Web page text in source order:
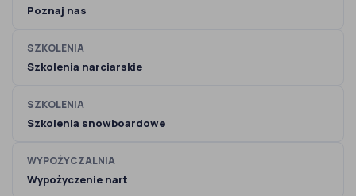
Poznaj nas
SZKOLENIA
Szkolenia narciarskie
SZKOLENIA
Szkolenia snowboardowe
WYPOŻYCZALNIA
Wypożyczenie nart